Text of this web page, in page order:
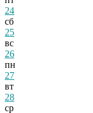
24
сб
25
вс
26
пн
27
вт
28
ср